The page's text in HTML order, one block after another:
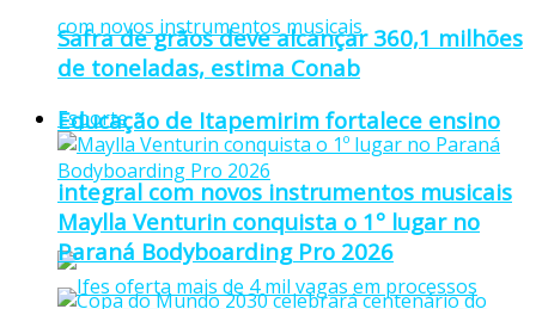
Educação de Itapemirim fortalece ensino
integral com novos instrumentos musicais
Safra de grãos deve alcançar 360,1 milhões
de toneladas, estima Conab
Esporte
Maylla Venturin conquista o 1º lugar no
Paraná Bodyboarding Pro 2026